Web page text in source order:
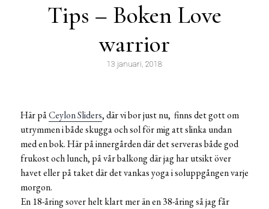
Tips – Boken Love
warrior
13 januari, 2018
Här påCeylon Sliders, där vi bor just nu, finns det gott om
utrymmen i både skugga och sol för mig att slinka undan
med en bok. Här på innergården där det serveras både god
frukost och lunch, på vår balkong där jag har utsikt över
havet eller på taket där det vankas yoga i soluppgången varje
morgon.
En 18-åring sover helt klart mer än en 38-åring så jag får